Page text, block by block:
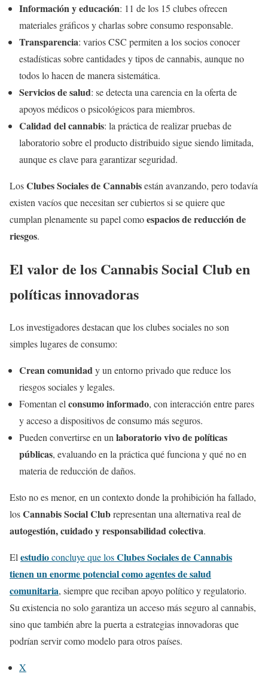
Información y educación: 11 de los 15 clubes ofrecen
materiales gráficos y charlas sobre consumo responsable.
Transparencia: varios CSC permiten a los socios conocer
estadísticas sobre cantidades y tipos de cannabis, aunque no
todos lo hacen de manera sistemática.
Servicios de salud: se detecta una carencia en la oferta de
apoyos médicos o psicológicos para miembros.
Calidad del cannabis: la práctica de realizar pruebas de
laboratorio sobre el producto distribuido sigue siendo limitada,
aunque es clave para garantizar seguridad.
LosClubes Sociales de Cannabisestán avanzando, pero todavía
existen vacíos que necesitan ser cubiertos si se quiere que
cumplan plenamente su papel comoespacios de reducción de
riesgos.
El valor de los Cannabis Social Club en
políticas innovadoras
Los investigadores destacan que los clubes sociales no son
simples lugares de consumo:
Crean comunidady un entorno privado que reduce los
riesgos sociales y legales.
Fomentan el consumo informado, con interacción entre pares
y acceso a dispositivos de consumo más seguros.
Pueden convertirse en un laboratorio vivo de políticas
públicas, evaluando en la práctica qué funciona y qué no en
materia de reducción de daños.
Esto no es menor, en un contexto donde la prohibición ha fallado,
losCannabis Social Clubrepresentan una alternativa real de
autogestión, cuidado y responsabilidad colectiva.
El estudioconcluye que losClubes Sociales de Cannabis
tienen un enorme potencial como agentes de salud
comunitaria, siempre que reciban apoyo político y regulatorio.
Su existencia no solo garantiza un acceso más seguro al cannabis,
sino que también abre la puerta a estrategias innovadoras que
podrían servir como modelo para otros países.
X